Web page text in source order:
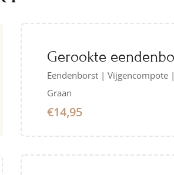
Gerookte
Eendenborst | Vijgencompote
Graan
€14,95